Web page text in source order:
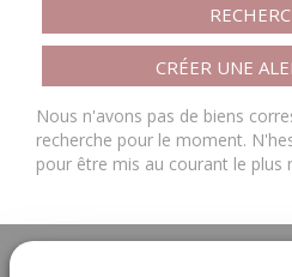
CRÉER UNE
Nous n'avons pas de biens
recherche pour le moment.
pour être mis au courant le plus